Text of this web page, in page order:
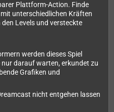
Plattform-Action. Finde
unterschiedlichen Kräften
Levels und versteckte
werden dieses Spiel
nur darauf warten, erkundet zu
Grafiken und
nicht entgehen lassen